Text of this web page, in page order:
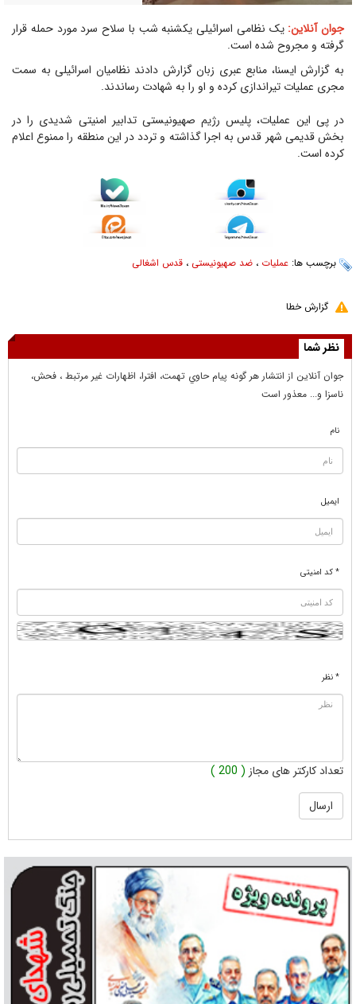
جوان آنلاین: یک نظامی اسرائیلی یکشنبه شب با سلاح سرد مورد حمله قرار
گرفته و مجروح شده است.
به گزارش ایسنا، منابع عبری زبان گزارش دادند نظامیان اسرائیلی به سمت
مجری عملیات تیراندازی کرده و او را به شهادت رساندند.
در پی این عملیات، پلیس رژیم صهیونیستی تدابیر امنیتی شدیدی را در
بخش قدیمی شهر قدس به اجرا گذاشته و تردد در این منطقه را ممنوع اعلام
کرده است.
برچسب ها: عملیات ، ضد صهیونیستی ، قدس اشغالی
گزارش خطا
نظر شما
جوان آنلاين از انتشار هر گونه پيام حاوي تهمت، افترا، اظهارات غير مرتبط ، فحش،
ناسزا و... معذور است
نام
ایمیل
* کد امنیتی
* نظر
تعداد کارکتر های مجاز ( 200 )